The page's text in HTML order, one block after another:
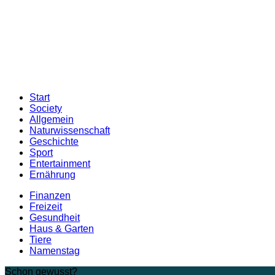
Start
Society
Allgemein
Naturwissenschaft
Geschichte
Sport
Entertainment
Ernährung
Finanzen
Freizeit
Gesundheit
Haus & Garten
Tiere
Namenstag
Schon gewusst?